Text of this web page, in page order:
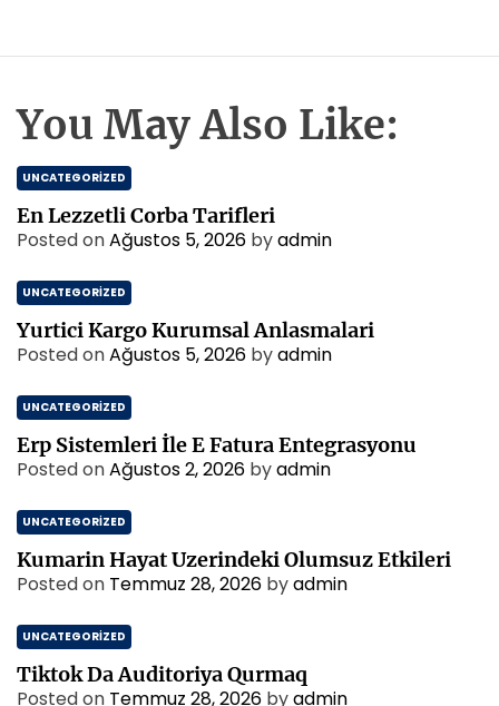
You May Also Like:
UNCATEGORIZED
En Lezzetli Corba Tarifleri
Posted onAğustos 5, 2026 byadmin
UNCATEGORIZED
Yurtici Kargo Kurumsal Anlasmalari
Posted onAğustos 5, 2026 byadmin
UNCATEGORIZED
Erp Sistemleri İle E Fatura Entegrasyonu
Posted onAğustos 2, 2026 byadmin
UNCATEGORIZED
Kumarin Hayat Uzerindeki Olumsuz Etkileri
Posted on Temmuz 28, 2026 byadmin
UNCATEGORIZED
Tiktok Da Auditoriya Qurmaq
Posted on Temmuz 28, 2026 byadmin